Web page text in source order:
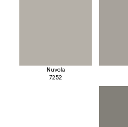
Nuvola
7252